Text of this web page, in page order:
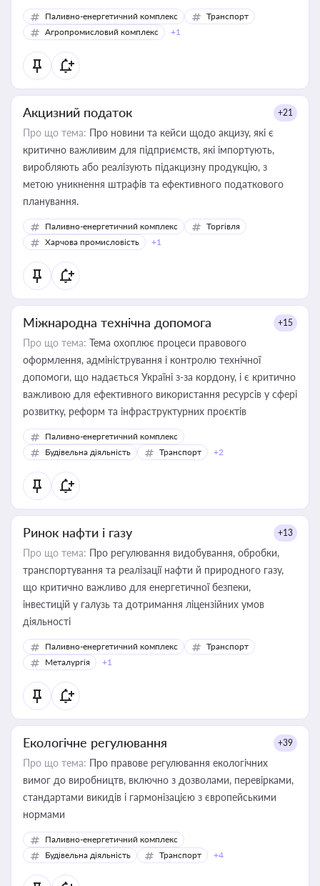
Паливно-енергетичний комплекс
Транспорт
Агропромисловий комплекс
+1
Акцизний податок +21
Про що тема: Про новини та кейси щодо акцизу, які є
критично важливим для підприємств, які імпортують,
виробляють або реалізують підакцизну продукцію, з
метою уникнення штрафів та ефективного податкового
планування.
Паливно-енергетичний комплекс
Торгівля
Харчова промисловість
+1
Міжнародна технічна допомога +15
Про що тема: Тема охоплює процеси правового
оформлення, адміністрування і контролю технічної
допомоги, що надається Україні з-за кордону, і є критично
важливою для ефективного використання ресурсів у сфері
розвитку, реформ та інфраструктурних проєктів
Паливно-енергетичний комплекс
Будівельна діяльність
Транспорт +2
Ринок нафти і газу +13
Про що тема: Про регулювання видобування, обробки,
транспортування та реалізації нафти й природного газу,
що критично важливо для енергетичної безпеки,
інвестицій у галузь та дотримання ліцензійних умов
діяльності
Паливно-енергетичний комплекс
Транспорт
Металургія
+1
Екологічне регулювання +39
Про що тема: Про правове регулювання екологічних
вимог до виробництв, включно з дозволами, перевірками,
стандартами викидів і гармонізацією з європейськими
нормами
Паливно-енергетичний комплекс
Будівельна діяльність
Транспорт +4